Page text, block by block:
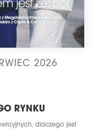
2026
RYNKU
dlaczego jest